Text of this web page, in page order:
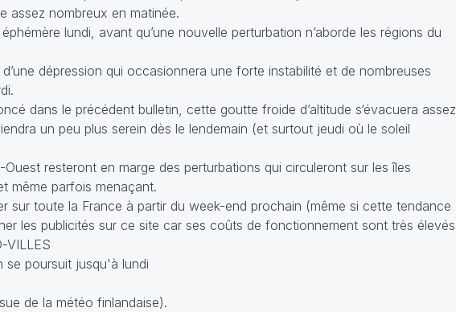
assez nombreux en matinée.
lundi, avant qu’une nouvelle perturbation n’aborde les régions du
dépression qui occasionnera une forte instabilité et de nombreuses
dans le précédent bulletin, cette goutte froide d’altitude s‘évacuera assez
un peu plus serein dès le lendemain (et surtout jeudi où le soleil
resteront en marge des perturbations qui circuleront sur les îles
même parfois menaçant.
sur toute la France à partir du week-end prochain (même si cette tendance
les publicités sur ce site car ses coûts de fonctionnement sont très élevés
VILLES
de la météo finlandaise).